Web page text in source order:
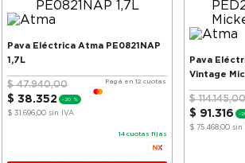
Pava Eléctrica Atma PE0821NAP
1,7L
$ 47.940,00
$ 38.352 -20 %
$ 31.696,00 sin IVA
Pagá en 12 cuotas
14 cuotas fijas
Pava
Vintage
$ 114.145,00
$ 91 .316 -
$ 75.468,00 sin